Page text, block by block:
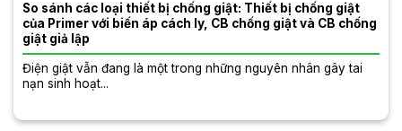
So sánh các loại thiết bị chống giật: Thiết bị chống giật
của Primer với biến áp cách ly, CB chống giật và CB chống
giật giả lập
Điện giật vẫn đang là một trong những nguyên nhân gây tai
nạn sinh hoạt...